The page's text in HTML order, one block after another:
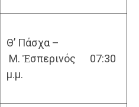
Θ’ Πάσχα –
Μ. Ἑσπερινός 07:30
μ.μ.